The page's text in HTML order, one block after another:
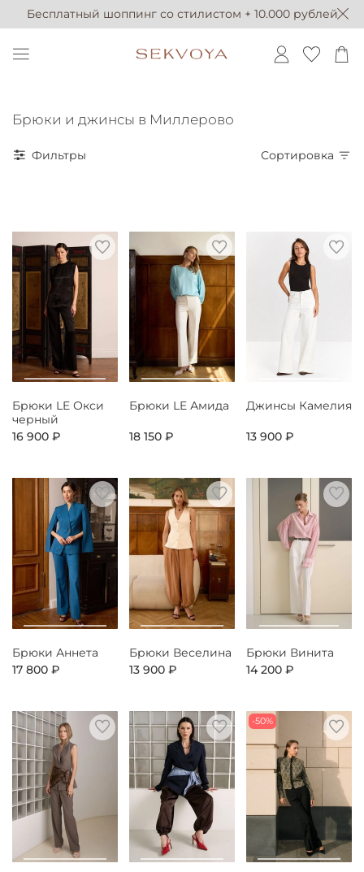
Бесплатный шоппинг со стилистом + 10.000 рублей
Брюки и джинсы в Миллерово
Фильтры Сортировка
Брюки LE Окси
черный
16 900 ₽
Брюки LE Амида
18 150 ₽
Джинсы Камелия
13 900 ₽
Брюки Аннета
17 800 ₽
Брюки Веселина
13 900 ₽
Брюки Винита
14 200 ₽
-50%